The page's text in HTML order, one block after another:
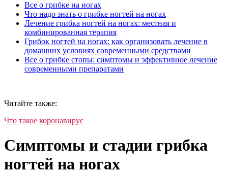
Все о грибке на ногах
Что надо знать о грибке ногтей на ногах
Лечение грибка ногтей на ногах: местная и
комбинированная терапия
Грибок ногтей на ногах: как организовать лечение в
домашних условиях современными средствами
Все о грибке стопы: симптомы и эффективное лечение
современными препаратами
Читайте также:
Что такое коронавирус
Симптомы и стадии грибка
ногтей на ногах